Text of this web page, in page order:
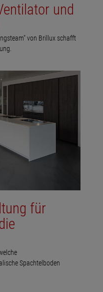
und
von Brillux schafft
für
Spachtelboden